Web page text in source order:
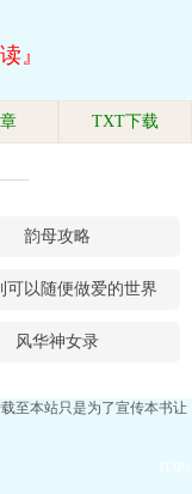
』
TXT下载
韵母攻略
可以随便做爱的世界
风华神女录
至本站只是为了宣传本书让